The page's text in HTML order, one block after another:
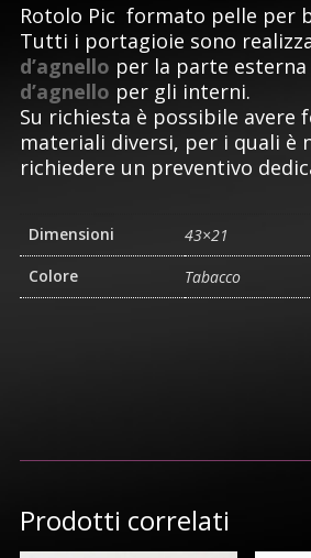
Rotolo Pic formato pelle per
Tutti i portagioie sono
d’agnello per la parte esterna
d’agnello per gli interni.
Su richiesta è possibile avere
materiali diversi, per i quali è
richiedere un preventivo
Dimensioni
43×21
Colore
Tabacco
Prodotti correlati